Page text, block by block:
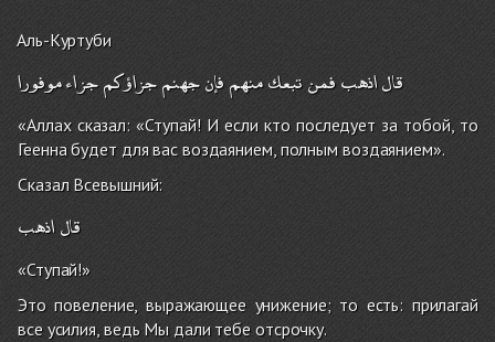
Аль-Куртуби
قالاذهبفمنتبعكمنهمفإنجهنمجزاؤكمجزاءموفورا
«Аллах сказал: «Ступай! И если кто последует за тобой, то
Геенна будет для вас воздаянием, полным воздаянием».
Сказал Всевышний:
قالاذهب
«Ступай!»
Это повеление, выражающее унижение; то есть: прилагай
все усилия, ведь Мы дали тебе отсрочку.